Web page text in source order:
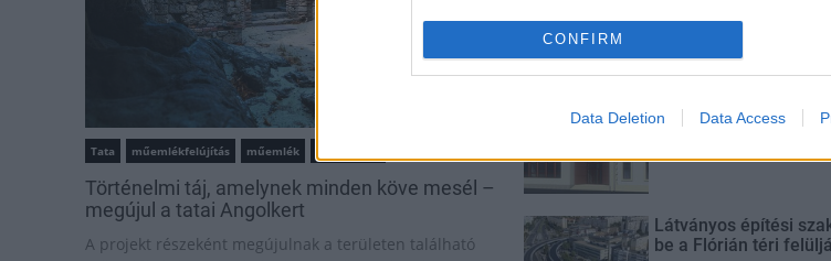
CONFIRM
Data Deletion Data Access
Tata műemlékfelújítás műemlék
Történelmi táj, amelynek minden köve mesél –
megújul a tatai Angolkert
A projekt részeként megújulnak a területen található
Másfélszeresére
Hódmezővásárhely jó
Látványos építési
be a Flórián téri